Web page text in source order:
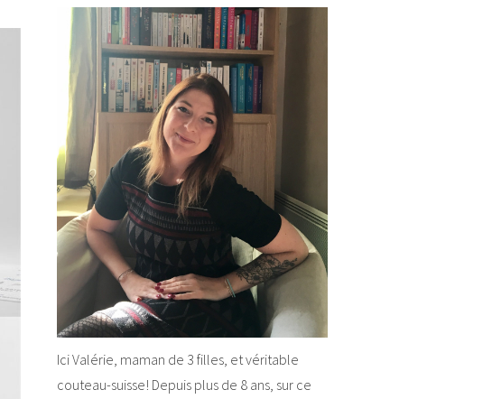
Ici Valérie, maman de 3 filles, et véritable
couteau-suisse! Depuis plus de 8 ans, sur ce